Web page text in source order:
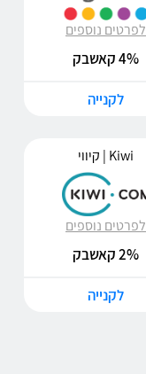
לפרטים נוספים
4% קאשבק
לקנייה
Kiwi | קיווי
לפרטים נוספים
2% קאשבק
לקנייה